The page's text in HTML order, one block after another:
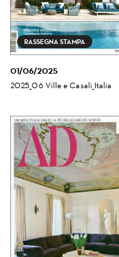
RASSEGNA STAMPA
01/06/2025
2025_06 Ville e Casali_Italia